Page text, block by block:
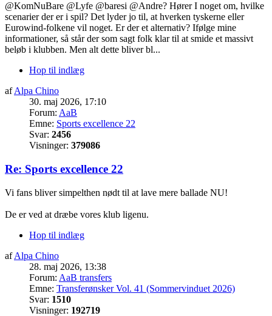
@KomNuBare @Lyfe @baresi @Andre? Hører I noget om, hvilke
scenarier der er i spil? Det lyder jo til, at hverken tyskerne eller
Eurowind-folkene vil noget. Er der et alternativ? Ifølge mine
informationer, så står der som sagt folk klar til at smide et massivt
beløb i klubben. Men alt dette bliver bl...
Hop til indlæg
afAlpa Chino
30. maj 2026, 17:10
Forum: AaB
Emne: Sports excellence 22
Svar: 2456
Visninger: 379086
Re: Sports excellence 22
Vi fans bliver simpelthen nødt til at lave mere ballade NU!
De er ved at dræbe vores klub ligenu.
Hop til indlæg
afAlpa Chino
28. maj 2026, 13:38
Forum: AaB transfers
Emne: Transferønsker Vol. 41 (Sommervinduet 2026)
Svar: 1510
Visninger: 192719